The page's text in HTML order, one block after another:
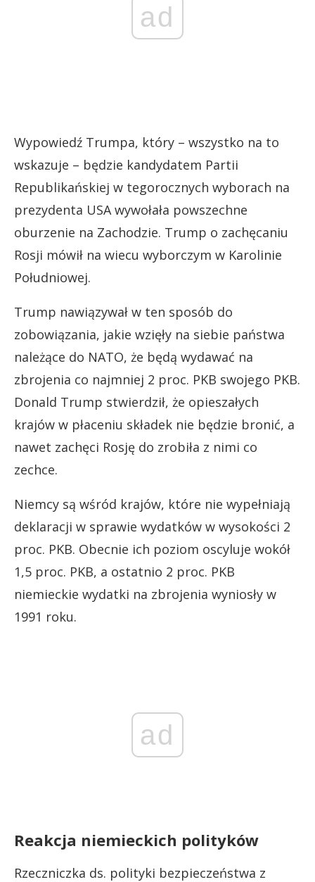
ad
Wypowiedź Trumpa, który – wszystko na to
wskazuje – będzie kandydatem Partii
Republikańskiej w tegorocznych wyborach na
prezydenta USA wywołała powszechne
oburzenie na Zachodzie. Trump o zachęcaniu
Rosji mówił na wiecu wyborczym w Karolinie
Południowej.
Trump nawiązywał w ten sposób do
zobowiązania, jakie wzięły na siebie państwa
należące do NATO, że będą wydawać na
zbrojenia co najmniej 2 proc. PKB swojego PKB.
Donald Trump stwierdził, że opieszałych
krajów w płaceniu składek nie będzie bronić, a
nawet zachęci Rosję do zrobiła z nimi co
zechce.
Niemcy są wśród krajów, które nie wypełniają
deklaracji w sprawie wydatków w wysokości 2
proc. PKB. Obecnie ich poziom oscyluje wokół
1,5 proc. PKB, a ostatnio 2 proc. PKB
niemieckie wydatki na zbrojenia wyniosły w
1991 roku.
ad
Reakcja niemieckich polityków
Rzeczniczka ds. polityki bezpieczeństwa z